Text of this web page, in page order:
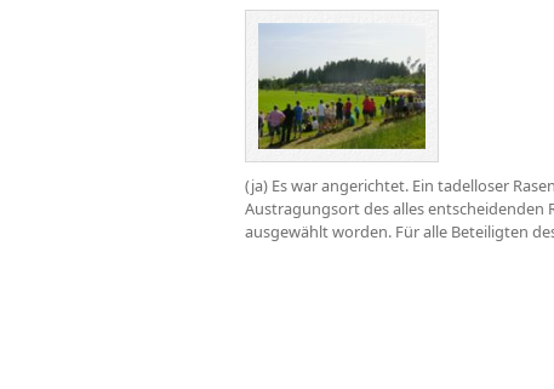
(ja) Es war angerichtet. Ein tadelloser
Austragungsort des alles entscheidenden
ausgewählt worden. Für alle Beteiligten